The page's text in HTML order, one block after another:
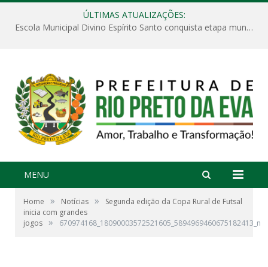
ÚLTIMAS ATUALIZAÇÕES:
Escola Municipal Divino Espírito Santo conquista etapa municipal da V Feira Amazonense de Matemática
MENU
Home » Notícias »
Segunda edição da Copa Rural de Futsal
inicia com grandes
jogos » 670974168_18090003572521605_5894969460675182413_n